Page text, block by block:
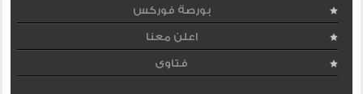
بورصة فوركس
اعلن معنا
فتاوى